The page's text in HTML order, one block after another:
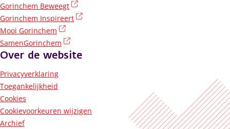
Gorinchem Beweegt
Gorinchem Inspireert
Mooi Gorinchem
SamenGorinchem
Over de website
Privacyverklaring
Toegankelijkheid
Cookies
Cookievoorkeuren wijzigen
Archief